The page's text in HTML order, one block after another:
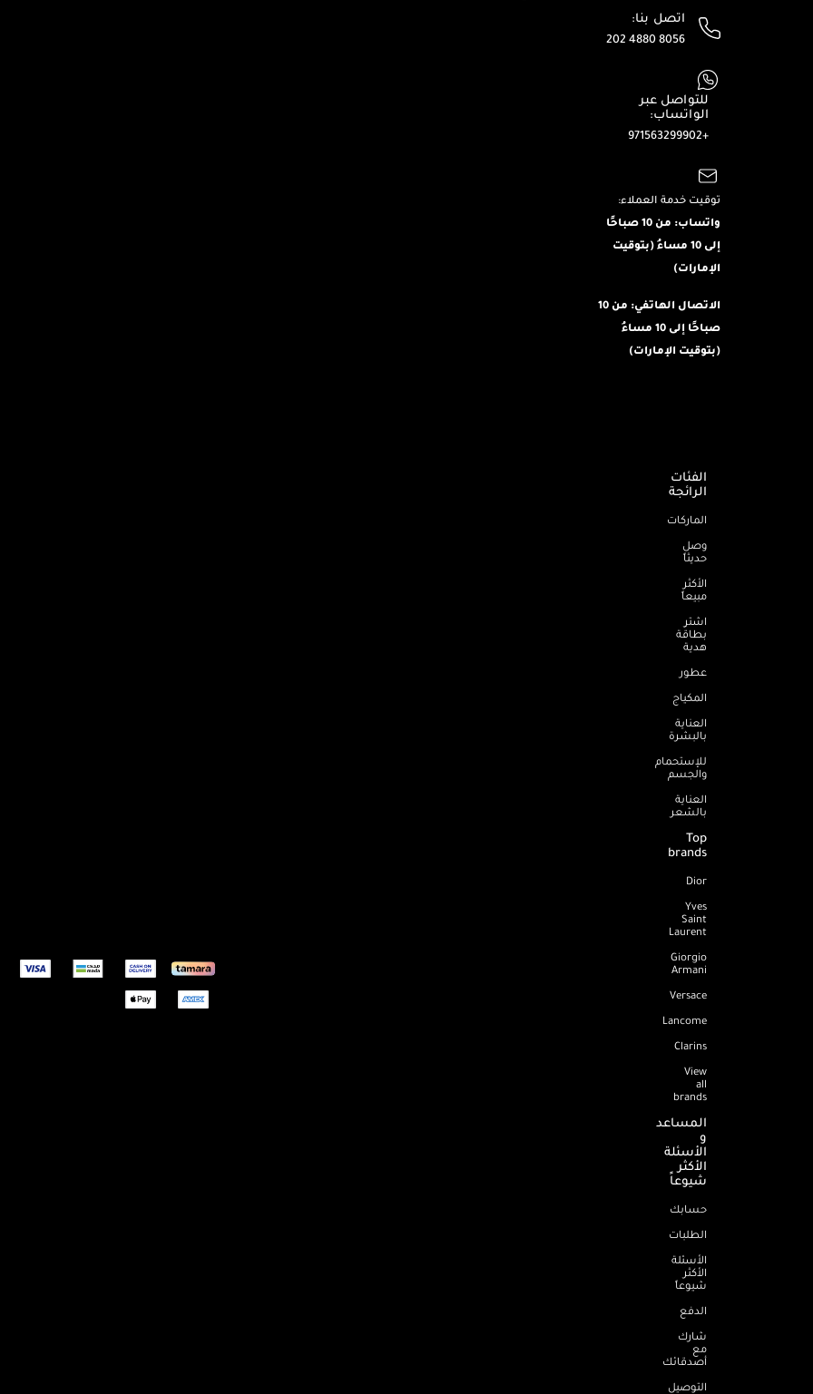
اتصل بنا:
202 4880 8056
للتواصل عبر
الواتساب:
+971563299902
توقيت خدمة العملاء:
واتساب: من 10 صباحًا
إلى 10 مساءُ (بتوقيت
الإمارات)
الاتصال الهاتفي: من 10
صباحًا إلى 10 مساءُ
(بتوقيت الإمارات)
الفئات
الرائجة
الماركات
وصل
حديثاً
الأكثر
مبيعاً
اشترِ
بطاقة
هدية
عطور
المكياج
العناية
بالبشرة
للإستحمام
والجسم
العناية
بالشعر
Top
brands
Dior
Yves
Saint
Laurent
Giorgio
Armani
Versace
Lancome
Clarins
View
all
brands
المساعد
و
الأسئلة
الأكثر
شيوعاً
حسابك
الطلبات
الأسئلة
الأكثر
شيوعاً
الدفع
شارك
مع
أصدقائك
التوصيل